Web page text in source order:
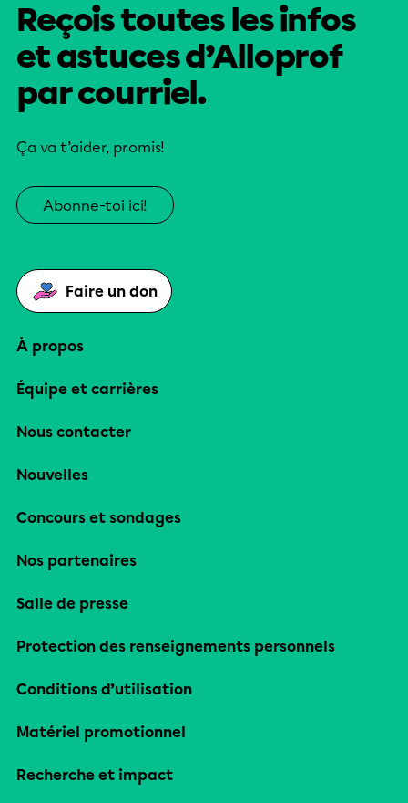
Reçois toutes les infos
et astuces d’Alloprof
par courriel.
Ça va t’aider, promis!
Abonne-toi ici!
Faire un don
À propos
Équipe et carrières
Nous contacter
Nouvelles
Concours et sondages
Nos partenaires
Salle de presse
Protection des renseignements personnels
Conditions d’utilisation
Matériel promotionnel
Recherche et impact